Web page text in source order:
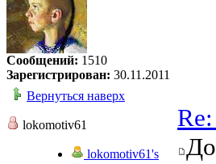
Сообщений: 1510
Зарегистрирован: 30.11.2011
Вернуться наверх
lokomotiv61
lokomotiv61's